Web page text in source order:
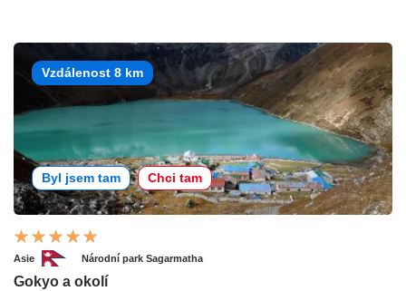
Vzdálenost 8 km
Byl jsem tam Chci tam
Asie Národní park Sagarmatha
Gokyo a okolí